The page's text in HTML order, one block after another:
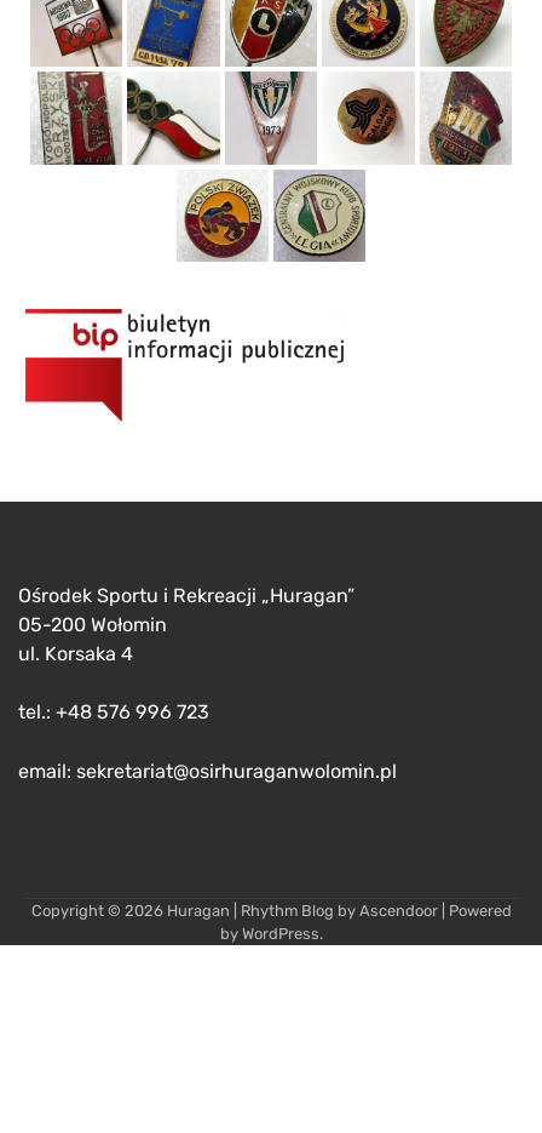
Ośrodek Sportu i Rekreacji „Huragan”
05-200 Wołomin
ul. Korsaka 4
tel.: +48 576 996 723
email: sekretariat@osirhuraganwolomin.pl
Copyright © 2026 Huragan | Rhythm Blog by Ascendoor| Powered
by WordPress.